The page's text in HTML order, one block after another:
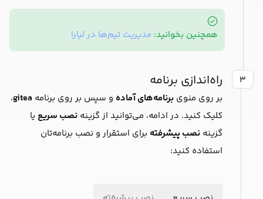
همچنین بخوانید: مدیریت تیم‌ها در لیارا
۳ راه‌اندازی برنامه
بر روی منوی برنامه‌های آماده و سپس بر روی برنامه gitea،
کلیک کنید. در ادامه، می‌توانید از گزینه نصب سریع یا
گزینه نصب پیشرفته برای استقرار و نصب برنامه‌تان
استفاده کنید: